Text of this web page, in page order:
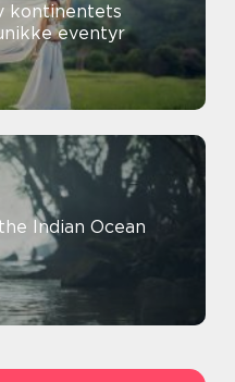
kontinentets
eventyr
Indian Ocean